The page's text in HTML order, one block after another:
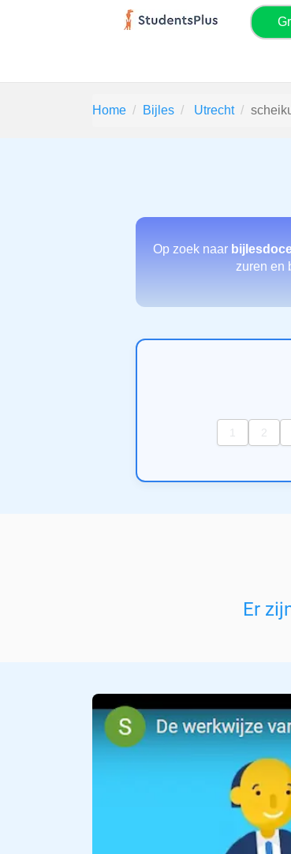
Home Bijles Utrecht
Op zoek naar
zuren en
Er